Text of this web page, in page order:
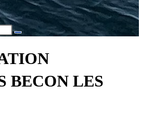
BECON LES